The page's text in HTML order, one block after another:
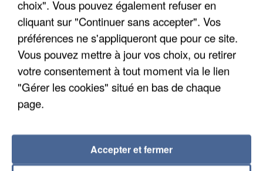
choix". Vous pouvez également refuser en
cliquant sur "Continuer sans accepter". Vos
préférences ne s'appliqueront que pour ce site.
Vous pouvez mettre à jour vos choix, ou retirer
votre consentement à tout moment via le lien
"Gérer les cookies" situé en bas de chaque
page.
Accepter et fermer